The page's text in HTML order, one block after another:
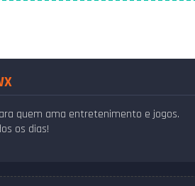
quem ama entretenimento e jogos.
os dias!